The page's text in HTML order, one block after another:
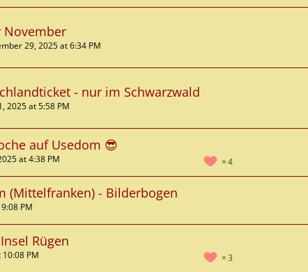
29, 2025 at 6:34 PM
- nur im Schwarzwald
2025 at 5:58 PM
auf Usedom 😎
4
at 4:38 PM
(Mittelfranken) - Bilderbogen
PM
Rügen
3
10:08 PM